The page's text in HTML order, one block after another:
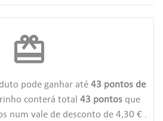
redeem
pode ganhar até 43pontos de
conterá total 43pontosque
num vale de desconto de 4,30 € .
((CANCELTEXT))